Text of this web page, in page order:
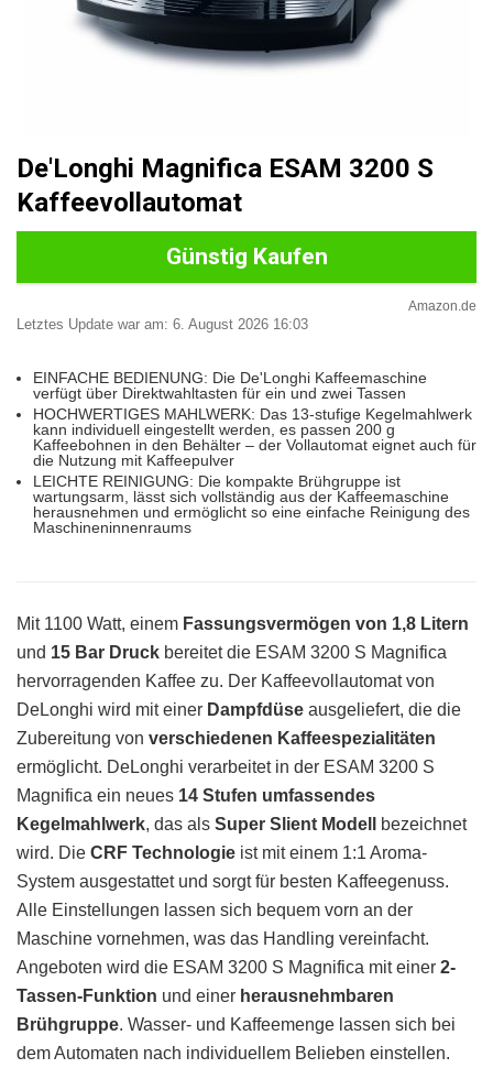
De'Longhi Magnifica ESAM 3200 S
Kaffeevollautomat
Günstig Kaufen
Amazon.de
Letztes Update war am: 6. August 2026 16:03
EINFACHE BEDIENUNG: Die De'Longhi Kaffeemaschine
verfügt über Direktwahltasten für ein und zwei Tassen
HOCHWERTIGES MAHLWERK: Das 13-stufige Kegelmahlwerk
kann individuell eingestellt werden, es passen 200 g
Kaffeebohnen in den Behälter – der Vollautomat eignet auch für
die Nutzung mit Kaffeepulver
LEICHTE REINIGUNG: Die kompakte Brühgruppe ist
wartungsarm, lässt sich vollständig aus der Kaffeemaschine
herausnehmen und ermöglicht so eine einfache Reinigung des
Maschineninnenraums
Mit 1100 Watt, einem Fassungsvermögen von 1,8 Litern
und 15 Bar Druck bereitet die ESAM 3200 S Magnifica
hervorragenden Kaffee zu. Der Kaffeevollautomat von
DeLonghi wird mit einer Dampfdüse ausgeliefert, die die
Zubereitung von verschiedenen Kaffeespezialitäten
ermöglicht. DeLonghi verarbeitet in der ESAM 3200 S
Magnifica ein neues 14 Stufen umfassendes
Kegelmahlwerk, das als Super Slient Modell
bezeichnet
wird. Die CRF Technologie ist mit einem 1:1 Aroma-
System ausgestattet und sorgt für besten Kaffeegenuss.
Alle Einstellungen lassen sich bequem vorn an der
Maschine vornehmen, was das Handling vereinfacht.
Angeboten wird die ESAM 3200 S Magnifica mit einer 2-
Tassen-Funktion und einer herausnehmbaren
Brühgruppe. Wasser- und Kaffeemenge lassen sich bei
dem Automaten nach individuellem Belieben einstellen.